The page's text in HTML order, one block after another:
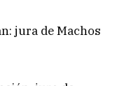
jura de Machos